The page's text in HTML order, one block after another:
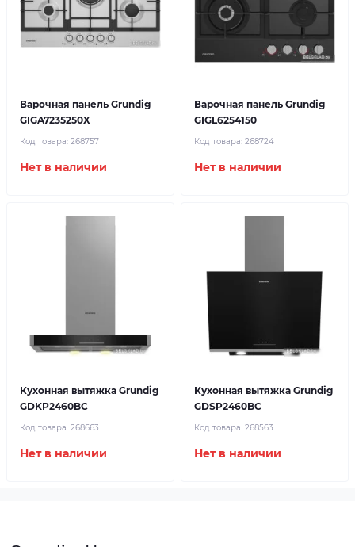
Варочная панель Grundig
GIGA7235250X
Код товара: 268757
Нет в наличии
Варочная панель Grundig
GIGL6254150
Код товара: 268724
Нет в наличии
Кухонная вытяжка Grundig
GDKP2460BC
Код товара: 268663
Нет в наличии
Кухонная вытяжка Grundig
GDSP2460BC
Код товара: 268563
Нет в наличии